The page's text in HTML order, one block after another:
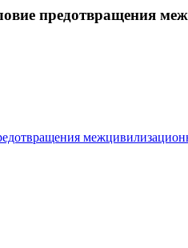
предотвращения